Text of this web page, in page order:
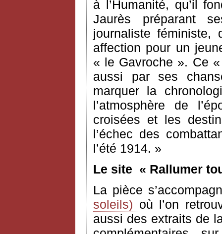
à l’Humanité, qu’il
Jaurès préparant
journaliste féministe,
affection pour un
« le Gavroche ». Ce
aussi par ses
marquer la
l’atmosphère de
croisées et les
l’échec des
l’été 1914. »
Le site « Rallumer
La pièce
soleils) où l’on
aussi des extraits de